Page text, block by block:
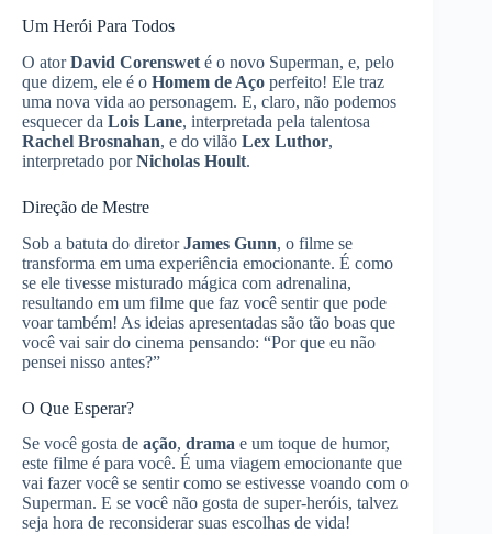
Um Herói Para Todos
O atorDavid Corenswet é o novo Superman, e, pelo
que dizem, ele é o Homem de Aço perfeito! Ele traz
uma nova vida ao personagem. E, claro, não podemos
esquecer da Lois Lane, interpretada pela talentosa
Rachel Brosnahan, e do vilão Lex Luthor,
interpretado porNicholas Hoult.
Direção de Mestre
Sob a batuta do diretorJames Gunn, o filme se
transforma em uma experiência emocionante. É como
se ele tivesse misturado mágica com adrenalina,
resultando em um filme que faz você sentir que pode
voar também! As ideias apresentadas são tão boas que
você vai sair do cinema pensando: “Por que eu não
pensei nisso antes?”
O Que Esperar?
Se você gosta de ação, drama e um toque de humor,
este filme é para você. É uma viagem emocionante que
vai fazer você se sentir como se estivesse voando com o
Superman. E se você não gosta de super-heróis, talvez
seja hora de reconsiderar suas escolhas de vida!